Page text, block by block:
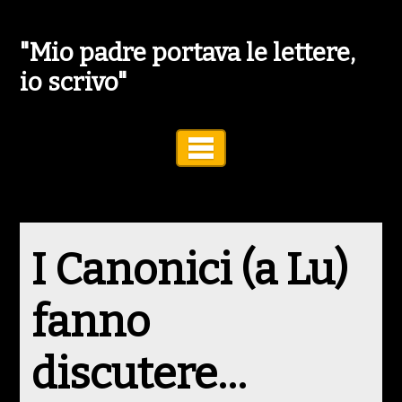
"Mio padre portava le lettere,
io scrivo"
I Canonici (a Lu)
fanno
discutere…